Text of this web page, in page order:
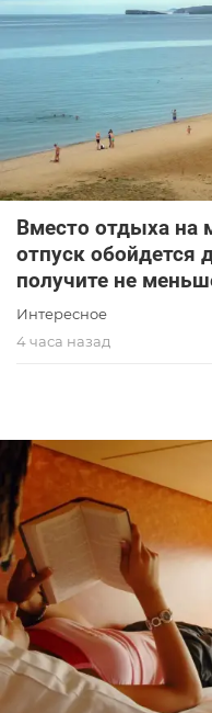
Вместо отдыха на
отпуск обойдется
получите не
Интересное
4 часа назад